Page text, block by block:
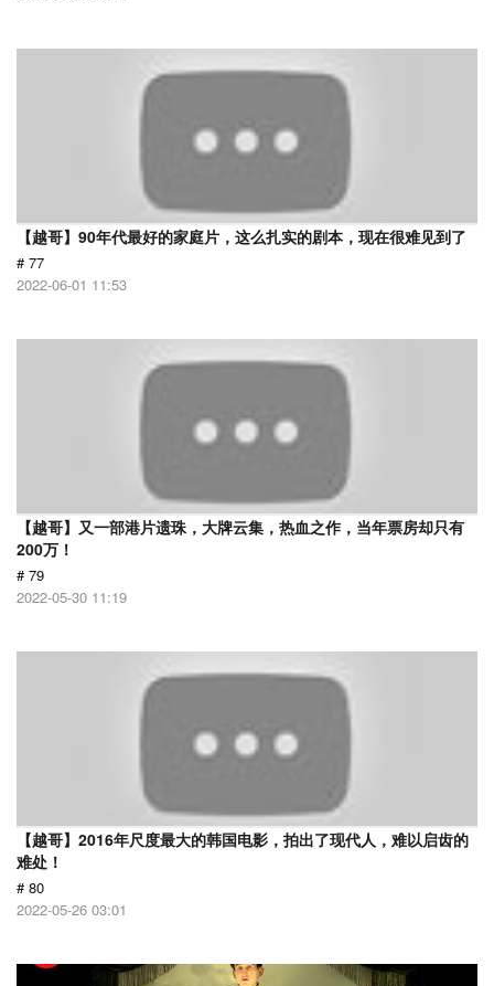
【越哥】90年代最好的家庭片，这么扎实的剧本，现在很难见到了
# 77
2022-06-01 11:53
【越哥】又一部港片遗珠，大牌云集，热血之作，当年票房却只有
200万！
# 79
2022-05-30 11:19
【越哥】2016年尺度最大的韩国电影，拍出了现代人，难以启齿的
难处！
# 80
2022-05-26 03:01